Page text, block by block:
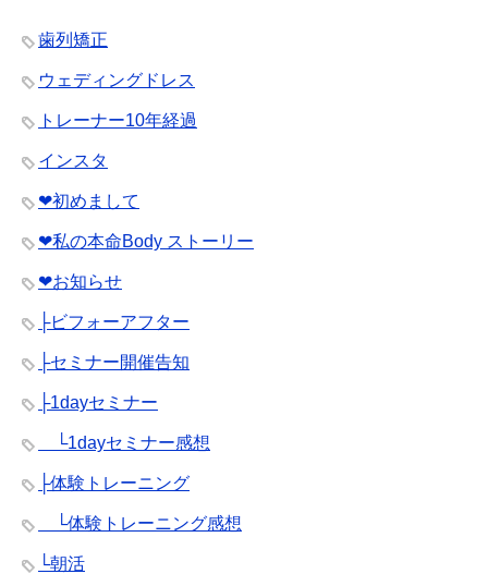
歯列矯正
ウェディングドレス
トレーナー10年経過
インスタ
❤︎初めまして
❤︎私の本命Body ストーリー
❤︎お知らせ
├ビフォーアフター
├セミナー開催告知
├1dayセミナー
└1dayセミナー感想
├体験トレーニング
└体験トレーニング感想
└朝活